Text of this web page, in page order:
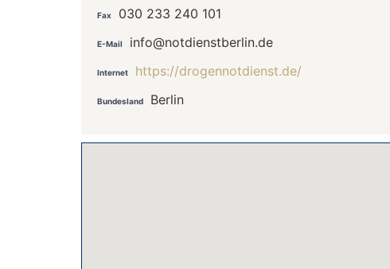
Fax 030 233 240 101
E-Mail info@notdienstberlin.de
Internet https://drogennotdienst.de/
Bundesland Berlin